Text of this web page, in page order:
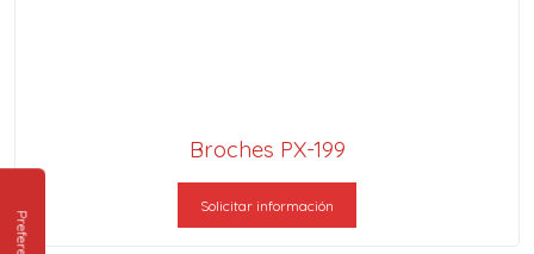
Broches PX-199
Solicitar información